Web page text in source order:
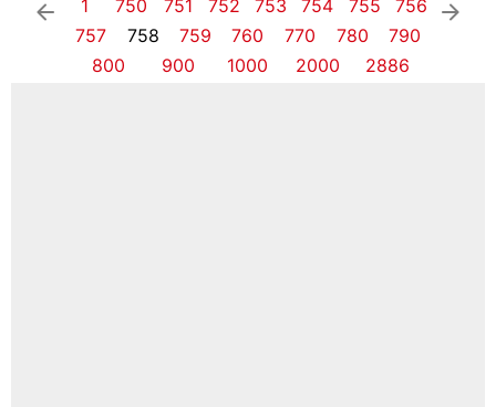
arrow_left 1 750 751 752 753 754 755
756
757
758 759 760 770 780
790
800
900 1000 2000 2886
arrow_right